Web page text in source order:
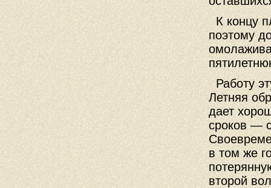
К концу
поэтому
Работу
Летняя
дает
сроков —
в том же
второй